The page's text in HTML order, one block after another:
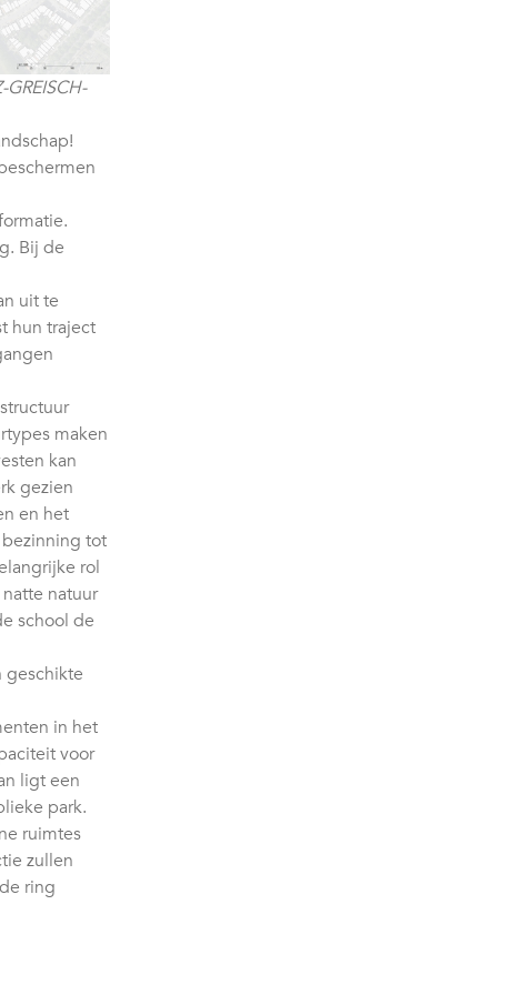
Bij de
uit te
hun traject
maken
kan
gezien
en het
tot
rol
natuur
school de
geschikte
in het
voor
ligt een
park.
ruimtes
zullen
ring